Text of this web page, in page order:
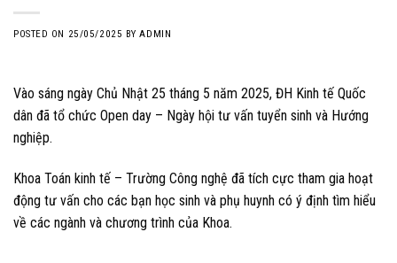
POSTED ON 25/05/2025 BYADMIN
Vào sáng ngày Chủ Nhật 25 tháng 5 năm 2025, ĐH Kinh tế Quốc
dân đã tổ chức Open day – Ngày hội tư vấn tuyển sinh và Hướng
nghiệp.
Khoa Toán kinh tế – Trường Công nghệ đã tích cực tham gia hoạt
động tư vấn cho các bạn học sinh và phụ huynh có ý định tìm hiểu
về các ngành và chương trình của Khoa.